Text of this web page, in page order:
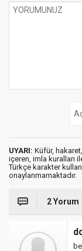
UYARI: Küfür,
içeren, imla kuralları
Türkçe karakter
onaylanmamaktadır.
2 Yorum